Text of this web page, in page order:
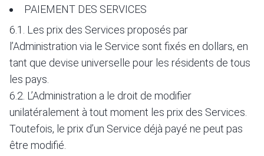
PAIEMENT DES SERVICES
6.1. Les prix des Services proposés par
l’Administration via le Service sont fixés en dollars, en
tant que devise universelle pour les résidents de tous
les pays.
6.2. L’Administration a le droit de modifier
unilatéralement à tout moment les prix des Services.
Toutefois, le prix d’un Service déjà payé ne peut pas
être modifié.